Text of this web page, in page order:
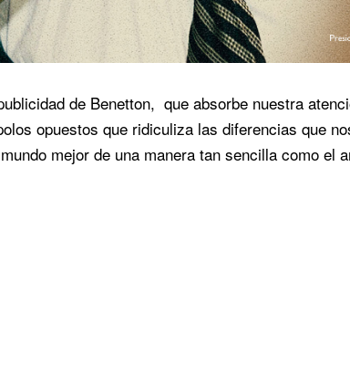
de Benetton, que absorbe nuestra
opuestos que ridiculiza las diferencias que
mejor de una manera tan sencilla como el